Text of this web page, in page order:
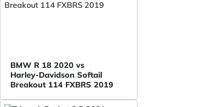
BMW R 18 2020 vs
Harley-Davidson Softail
Breakout 114 FXBRS 2019